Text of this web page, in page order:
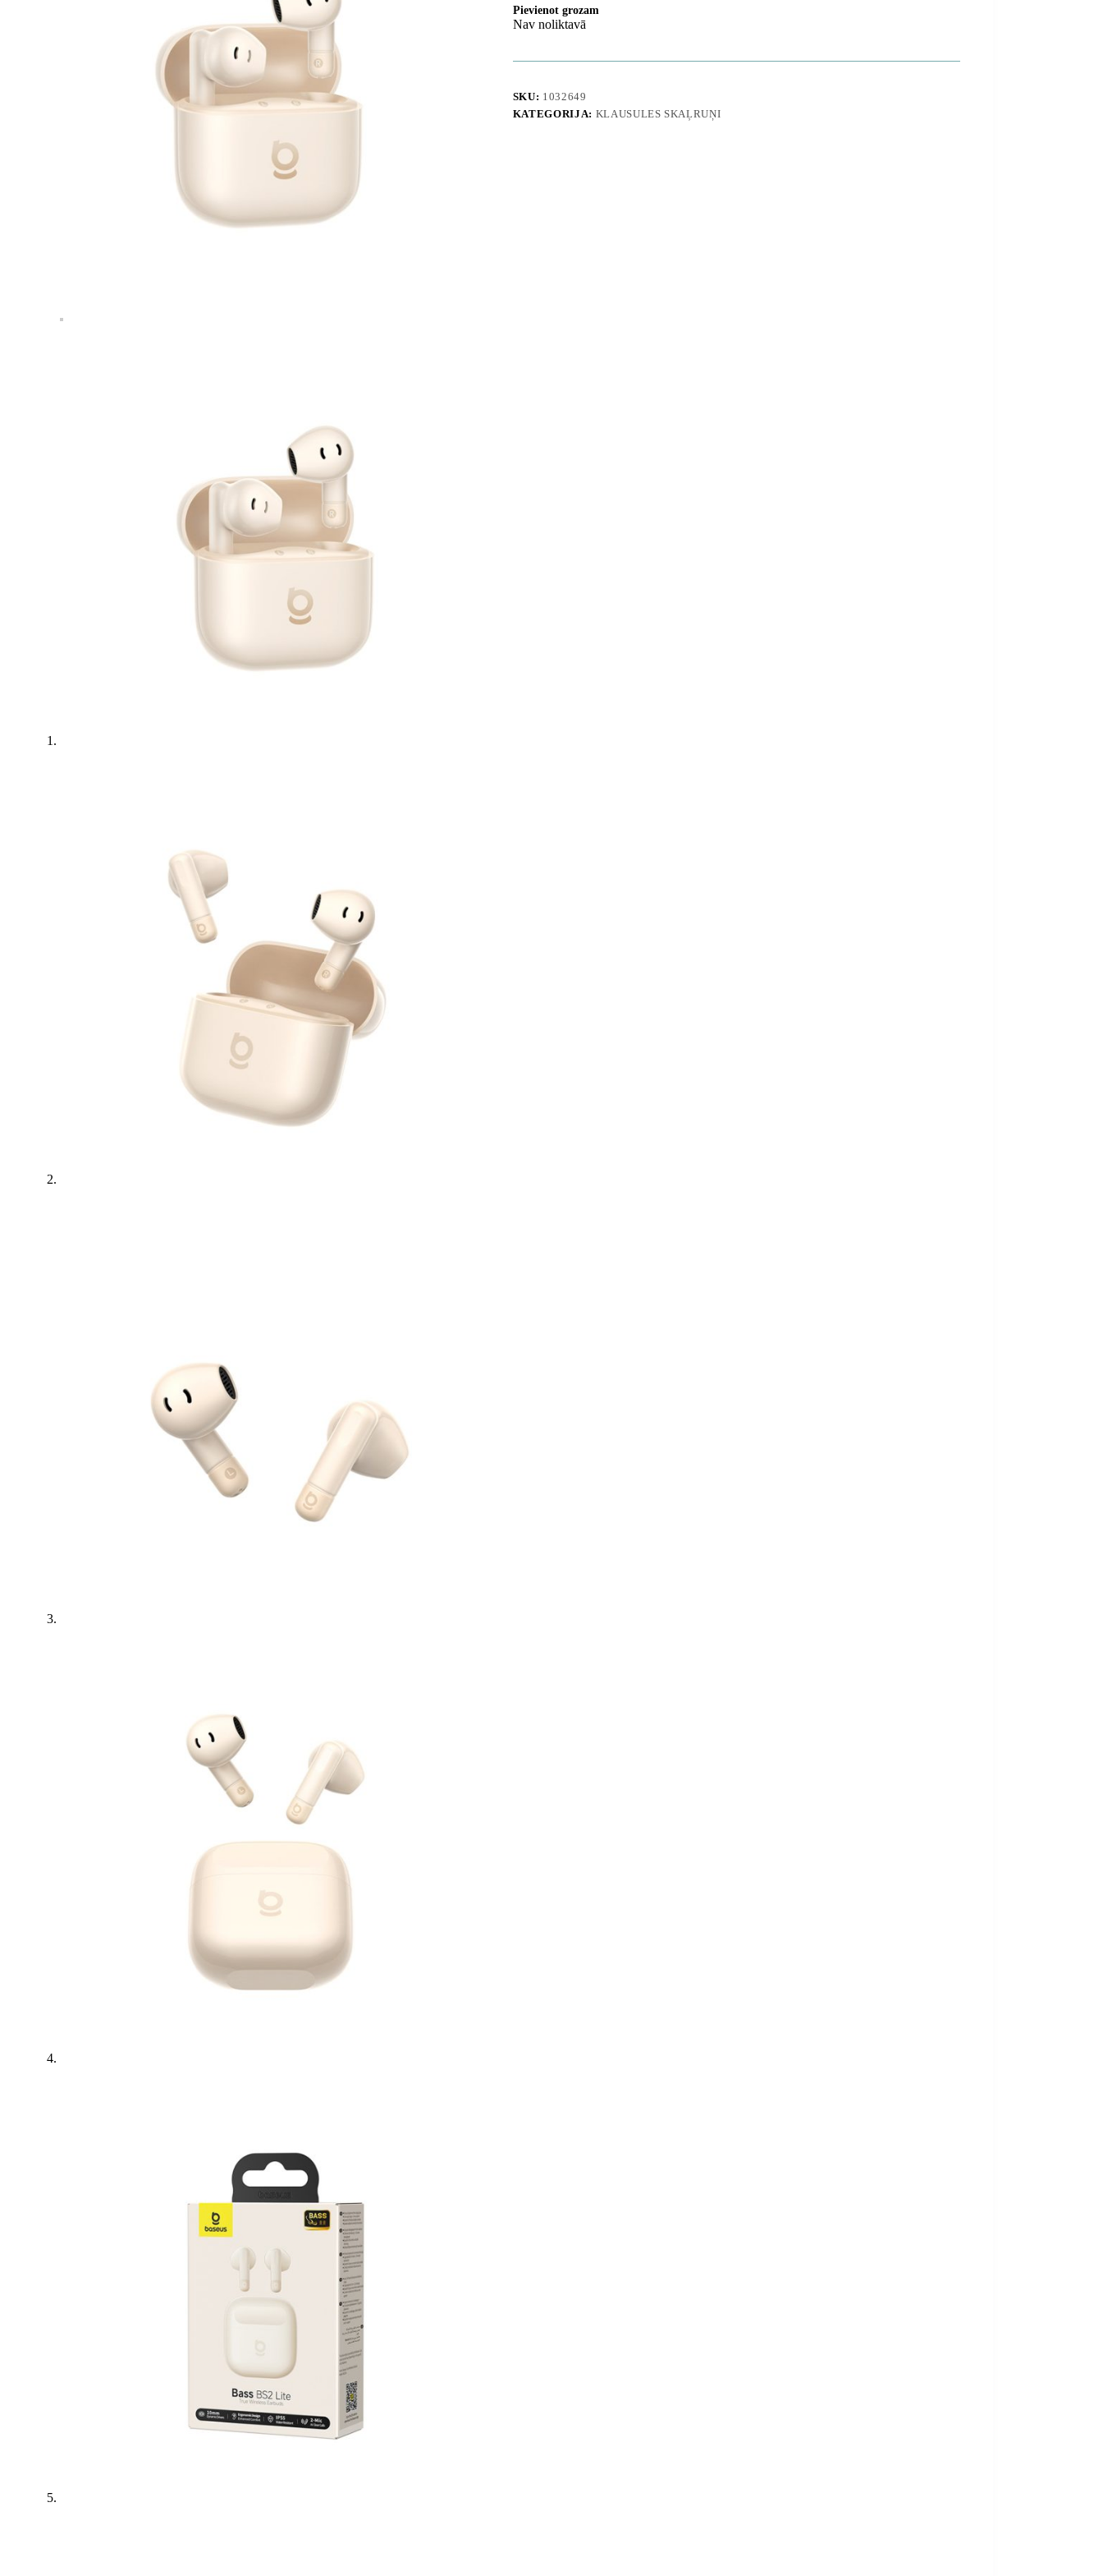
Pievienot grozam
Nav noliktavā
SKU: 1032649
KATEGORIJA: KLAUSULES SKAĻRUŅI